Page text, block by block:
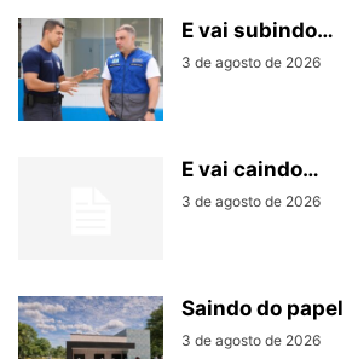
E vai subindo…
3 de agosto de 2026
E vai caindo…
3 de agosto de 2026
Saindo do papel
3 de agosto de 2026